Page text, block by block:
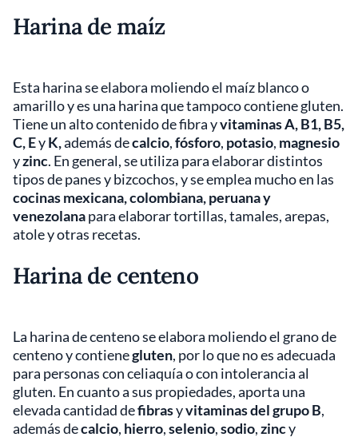
Harina de maíz
Esta harina se elabora moliendo el maíz blanco o
amarillo y es una harina que tampoco contiene gluten.
Tiene un alto contenido de fibra yvitaminas A, B1, B5,
C, EyK,además decalcio,fósforo, potasio, magnesio
yzinc. En general, se utiliza para elaborar distintos
tipos de panes y bizcochos, y se emplea mucho en las
cocinas mexicana, colombiana, peruana y
venezolanapara elaborar tortillas, tamales, arepas,
atole y otras recetas.
Harina de centeno
La harina de centeno se elabora moliendo el grano de
centeno y contienegluten, por lo que no es adecuada
para personas con celiaquía o con intolerancia al
gluten. En cuanto a sus propiedades, aporta una
elevada cantidad defibrasyvitaminas del grupo B,
además decalcio, hierro,selenio,sodio,zincy